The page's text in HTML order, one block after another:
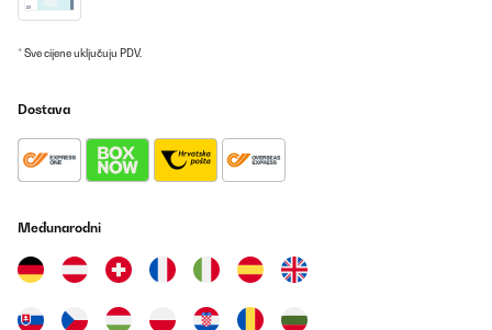
► Bewertung: Für unsere Terrasse hatten wir nach einer
genau dort knapp drüber lang und daher konnten wir kein
Pavillon nehmen, welches komplett eine gerade hat.Das Dach
hält selbst Regen ganz gut ab!Qualität ist völlig in Ordnung. Nur
einem Imbus echt Zeit kosten.Die Stangen werden miteinander
verbunden.Kleine Empfehlung: Akkuschrauber auf kleinster Stufe
und damit reindrehen... Hat einiges an Zeit erspart!►
Kaufempfehlung/Fazit: ️ Ansonsten richtig tolles Teil und von echt
guter Qualität.Danke fürs Lesen meiner Rezension, ich hoffe, ich
* Sve cijene uključuju PDV.
Dostava
Međunarodni